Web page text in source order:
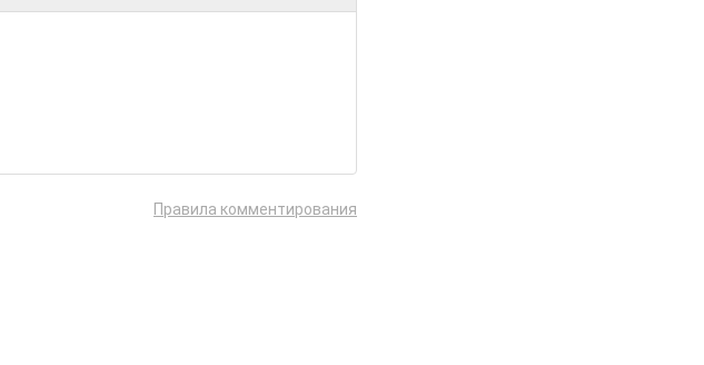
Правила комментирования